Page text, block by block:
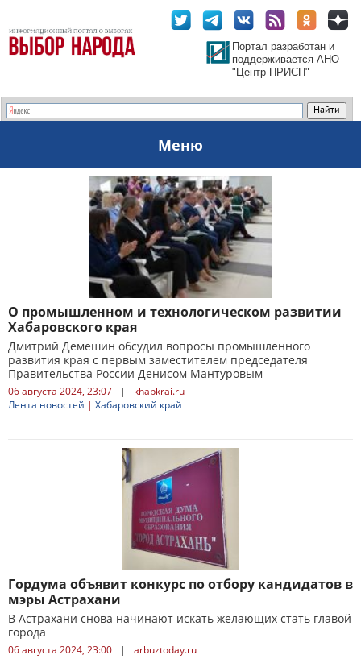
Портал разработан и
поддерживается АНО
"Центр ПРИСП"
Меню
О промышленном и технологическом развитии
Хабаровского края
Дмитрий Демешин обсудил вопросы промышленного
развития края с первым заместителем председателя
Правительства России Денисом Мантуровым
06 августа 2024, 23:07 |
khabkrai.ru
Лента новостей | Хабаровский край
Гордума объявит конкурс по отбору кандидатов в
мэры Астрахани
В Астрахани снова начинают искать желающих стать главой
города
06 августа 2024, 23:00 |
arbuztoday.ru